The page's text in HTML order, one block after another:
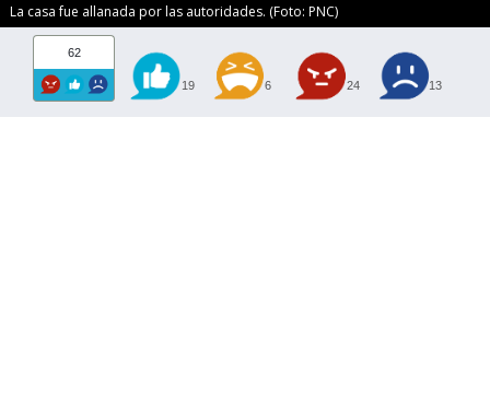
La casa fue allanada por las autoridades. (Foto: PNC)
62
19 6 24 13